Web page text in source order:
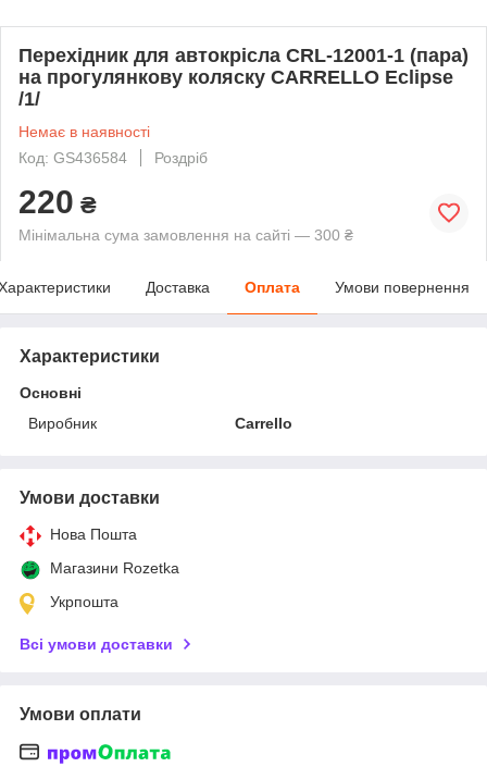
Перехідник для автокрісла CRL-12001-1 (пара)
на прогулянкову коляску CARRELLO Eclipse
/1/
Немає в наявності
Код: GS436584
Роздріб
220 ₴
Мінімальна сума замовлення на сайті — 300 ₴
Доставка Оплата Умови повернення
Характеристики
Основні
Виробник
Carrello
Умови доставки
Нова Пошта
Магазини Rozetka
Укрпошта
Всі умови доставки
Умови оплати